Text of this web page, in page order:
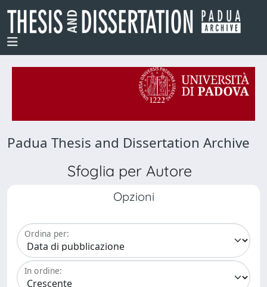
Padua Thesis and Dissertation Archive
Sfoglia per Autore
Opzioni
Ordina per:
In ordine: